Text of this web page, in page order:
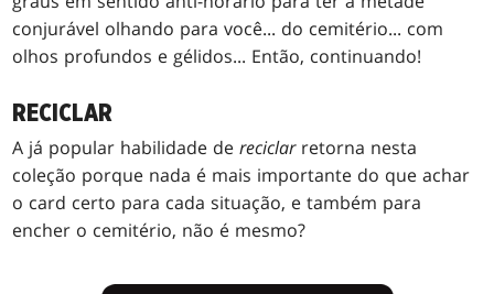
conjurável olhando para você... do cemitério... com
olhos profundos e gélidos... Então, continuando!
RECICLAR
A já popular habilidade dereciclarretorna nesta
coleção porque nada é mais importante do que achar
o card certo para cada situação, e também para
encher o cemitério, não é mesmo?